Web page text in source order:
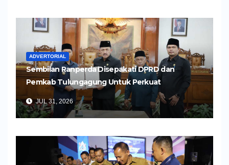
ADVERTORIAL
Sembilan Ranperda Disepakati DPRD dan
Pemkab Tulungagung Untuk Perkuat
Pembangunan Daerah
JUL 31, 2026